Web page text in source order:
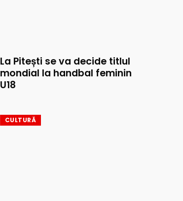
La Pitești se va decide titlul
mondial la handbal feminin
U18
CULTURĂ